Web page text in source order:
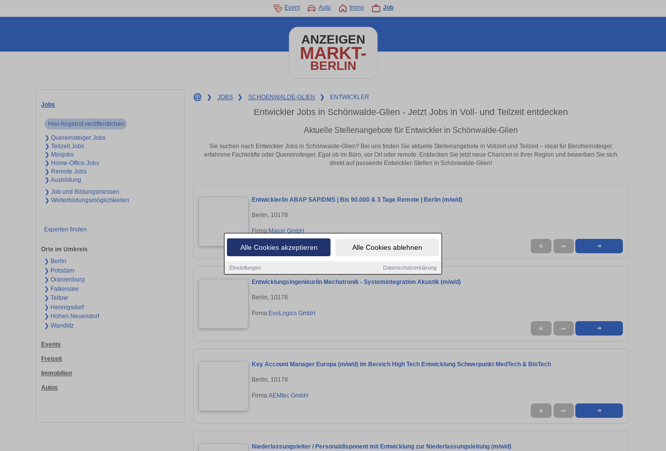
Alle Cookies akzeptieren Alle Cookies ablehnen
Einstellungen Datenschutzerklärung
Event Auto Immo Job
ANZEIGEN
MARKT-
BERLIN
Jobs
Hier Angebot veröffentlichen
❯ Quereinsteiger Jobs
❯ Teilzeit Jobs
❯ Minijobs
❯ Home-Office Jobs
❯ Remote Jobs
❯ Ausbildung
❯ Job und Bildungsmessen
❯ Weiterbildungsmöglichkeiten
Experten finden
Orte im Umkreis
❯ Berlin
❯ Potsdam
❯ Oranienburg
❯ Falkensee
❯ Teltow
❯ Hennigsdorf
❯ Hohen Neuendorf
❯ Wandlitz
Events
Freizeit
Immobilien
Autos
❯ JOBS ❯ SCHOENWALDE-GLIEN ❯ ENTWICKLER
Entwickler Jobs in Schönwalde-Glien - Jetzt Jobs in Voll- und Teilzeit entdecken
Aktuelle Stellenangebote für Entwickler in Schönwalde-Glien
Sie suchen nach Entwickler Jobs in Schönwalde-Glien? Bei uns finden Sie aktuelle Stellenangebote in Vollzeit und Teilzeit – ideal für Berufseinsteiger,
erfahrene Fachkräfte oder Quereinsteiger. Egal ob im Büro, vor Ort oder remote: Entdecken Sie jetzt neue Chancen in Ihrer Region und bewerben Sie sich
direkt auf passende Entwickler-Stellen in Schönwalde-Glien!
Entwickler/in ABAP SAP/DMS | Bis 90.000 & 3 Tage Remote | Berlin (m/w/d)
Berlin, 10178
Firma:Majori GmbH
★ ➦ ➜
Entwicklungsingenieur/in Mechatronik - Systemintegration Akustik (m/w/d)
Berlin, 10178
Firma:EvoLogics GmbH
★ ➦ ➜
Key Account Manager Europa (m/w/d) im Bereich High Tech Entwicklung Schwerpunkt MedTech & BioTech
Berlin, 10178
Firma:AEMtec GmbH
★ ➦ ➜
Niederlassungsleiter / Personaldisponent mit Entwicklung zur Niederlassungsleitung (m/w/d)